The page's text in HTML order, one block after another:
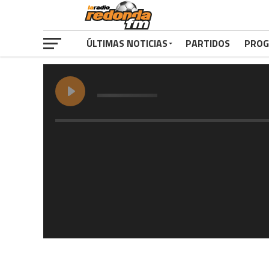
ÚLTIMAS NOTICIAS PARTIDOS